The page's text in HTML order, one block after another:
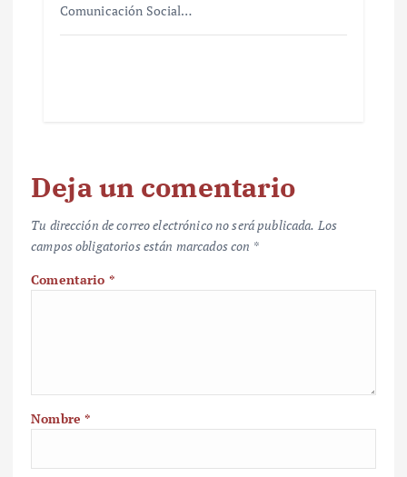
Comunicación Social…
Deja un comentario
Tu dirección de correo electrónico no será publicada. Los
campos obligatorios están marcados con *
Comentario *
Nombre*